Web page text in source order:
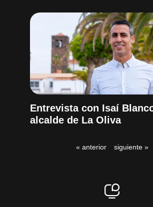
Entrevista con Isaí
alcalde de La Oliva
« anterior siguiente »